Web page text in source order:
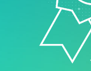
软件和技术